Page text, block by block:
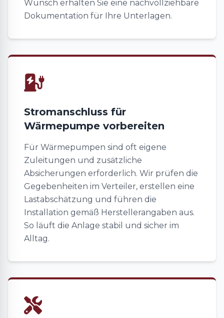
Wunsch erhalten Sie eine nachvollziehbare
Dokumentation für Ihre Unterlagen.
Stromanschluss für
Wärmepumpe vorbereiten
Für Wärmepumpen sind oft eigene
Zuleitungen und zusätzliche
Absicherungen erforderlich. Wir prüfen die
Gegebenheiten im Verteiler, erstellen eine
Lastabschätzung und führen die
Installation gemäß Herstellerangaben aus.
So läuft die Anlage stabil und sicher im
Alltag.